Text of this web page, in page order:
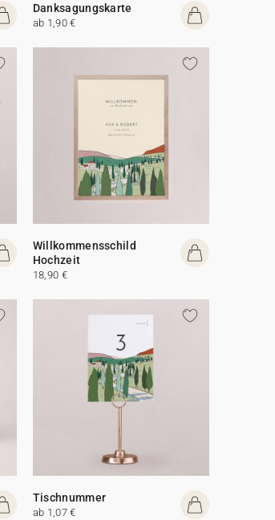
Danksagungskarte
ab 1,90 €
Willkommensschild
Hochzeit
18,90 €
Tischnummer
ab 1,07 €